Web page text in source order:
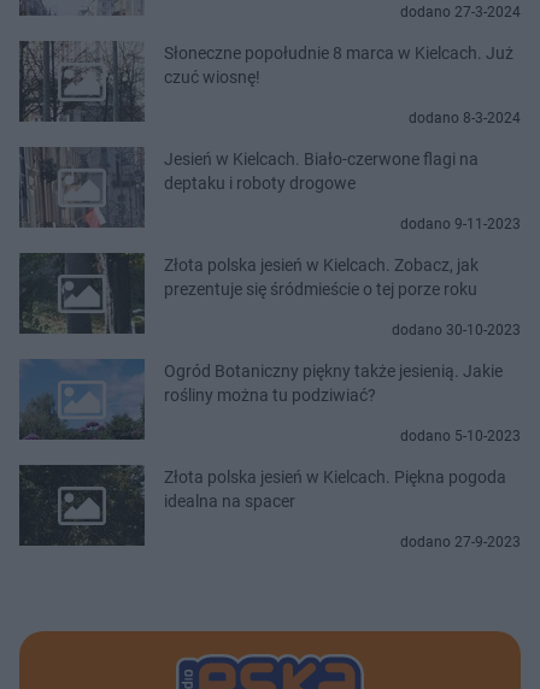
dodano 27-3-2024
Słoneczne popołudnie 8 marca w Kielcach. Już
czuć wiosnę!
dodano 8-3-2024
Jesień w Kielcach. Biało-czerwone flagi na
deptaku i roboty drogowe
dodano 9-11-2023
Złota polska jesień w Kielcach. Zobacz, jak
prezentuje się śródmieście o tej porze roku
dodano 30-10-2023
Ogród Botaniczny piękny także jesienią. Jakie
rośliny można tu podziwiać?
dodano 5-10-2023
Złota polska jesień w Kielcach. Piękna pogoda
idealna na spacer
dodano 27-9-2023